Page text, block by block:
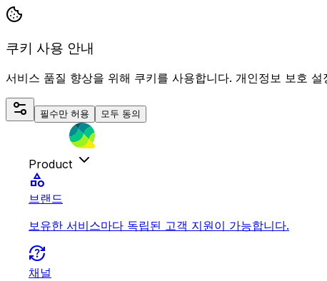
쿠키 사용 안내
서비스 품질 향상을 위해 쿠키를 사용합니다. 개인정보 보호
필수만 허용 모두 동의
Product
category
브랜드
보유한 서비스마다 독립된 고객 지원이 가능합니다.
question_exchange
채널